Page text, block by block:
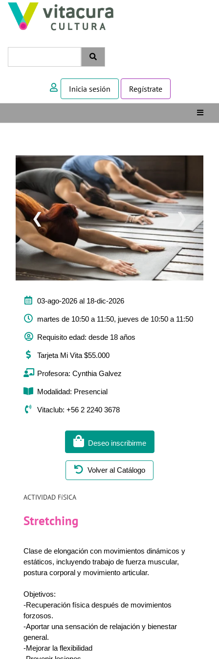
Inicia sesión Regístrate
❮ ❯
03-ago-2026 al 18-dic-2026
martes de 10:50 a 11:50, jueves de 10:50 a 11:50
Requisito edad: desde 18 años
Tarjeta Mi Vita $55.000
Profesora: Cynthia Galvez
Modalidad: Presencial
Vitaclub: +56 2 2240 3678
Deseo inscribirme
Volver al Catálogo
ACTIVIDAD FíSICA
Stretching
Clase de elongación con movimientos dinámicos y
estáticos, incluyendo trabajo de fuerza muscular,
postura corporal y movimiento articular.
Objetivos:
-Recuperación física después de movimientos
forzosos.
-Aportar una sensación de relajación y bienestar
general.
-Mejorar la flexibilidad